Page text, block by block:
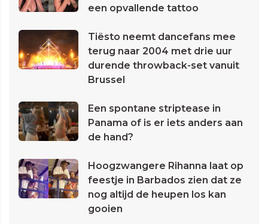
een opvallende tattoo
Tiësto neemt dancefans mee
terug naar 2004 met drie uur
durende throwback-set vanuit
Brussel
Een spontane striptease in
Panama of is er iets anders aan
de hand?
Hoogzwangere Rihanna laat op
feestje in Barbados zien dat ze
nog altijd de heupen los kan
gooien